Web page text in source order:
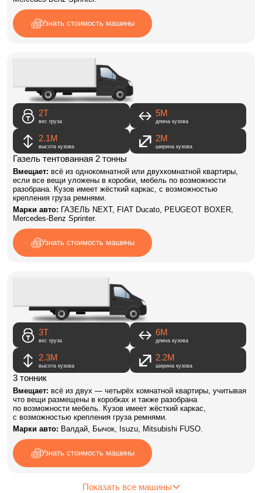
Узнать стоимость машины
2Т
вес груза
5M
длина кузова
2.1М
высота кузова
2М
ширина кузова
Газель тентованная 2 тонны
Вмещает: всё из однокомнатной или двухкомнатной квартиры,
если все вещи уложены в коробки, мебель по возможности
разобрана. Кузов имеет жёсткий каркас, с возможностью
крепления груза ремнями.
Марки авто: ГАЗЕЛЬ NEXT, FIAT Ducato, PEUGEOT BOXER,
Mercedes-Benz Sprinter.
Узнать стоимость машины
3Т
вес груза
6M
длина кузова
2.3М
высота кузова
2.2М
ширина кузова
3 тонник
Вмещает: всё из двух — четырёх комнатной квартиры, учитывая
что вещи размещены в коробках и также разобрана
по возможности мебель. Кузов имеет жёсткий каркас,
с возможностью крепления груза ремнями.
Марки авто: Валдай, Бычок, Isuzu, Mitsubishi FUSO.
Узнать стоимость машины
Показать все машины